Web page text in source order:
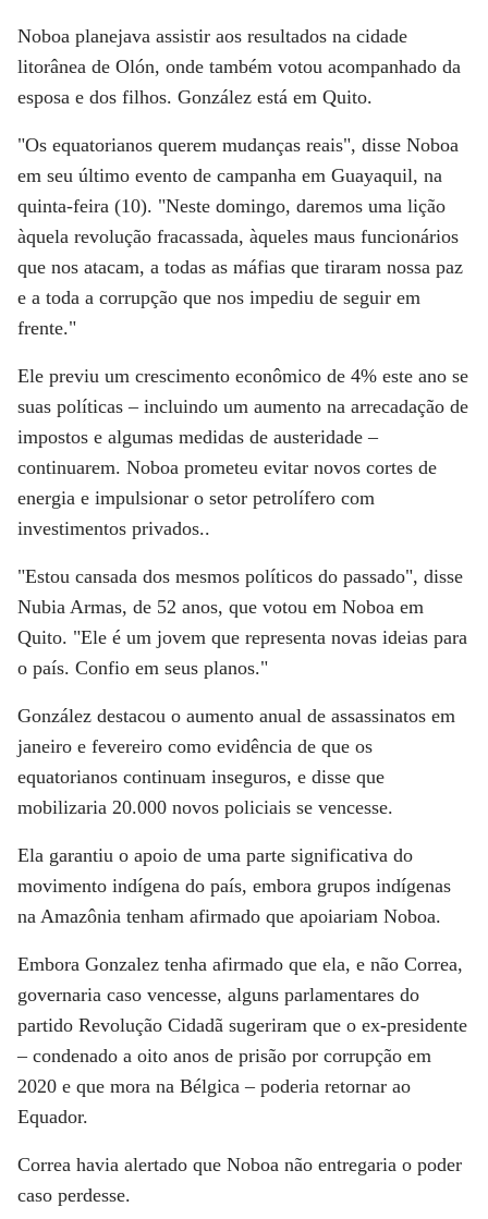
Noboa planejava assistir aos resultados na cidade
litorânea de Olón, onde também votou acompanhado da
esposa e dos filhos. González está em Quito.
"Os equatorianos querem mudanças reais", disse Noboa
em seu último evento de campanha em Guayaquil, na
quinta-feira (10). "Neste domingo, daremos uma lição
àquela revolução fracassada, àqueles maus funcionários
que nos atacam, a todas as máfias que tiraram nossa paz
e a toda a corrupção que nos impediu de seguir em
frente."
Ele previu um crescimento econômico de 4% este ano se
suas políticas – incluindo um aumento na arrecadação de
impostos e algumas medidas de austeridade –
continuarem. Noboa prometeu evitar novos cortes de
energia e impulsionar o setor petrolífero com
investimentos privados..
"Estou cansada dos mesmos políticos do passado", disse
Nubia Armas, de 52 anos, que votou em Noboa em
Quito. "Ele é um jovem que representa novas ideias para
o país. Confio em seus planos."
González destacou o aumento anual de assassinatos em
janeiro e fevereiro como evidência de que os
equatorianos continuam inseguros, e disse que
mobilizaria 20.000 novos policiais se vencesse.
Ela garantiu o apoio de uma parte significativa do
movimento indígena do país, embora grupos indígenas
na Amazônia tenham afirmado que apoiariam Noboa.
Embora Gonzalez tenha afirmado que ela, e não Correa,
governaria caso vencesse, alguns parlamentares do
partido Revolução Cidadã sugeriram que o ex-presidente
– condenado a oito anos de prisão por corrupção em
2020 e que mora na Bélgica – poderia retornar ao
Equador.
Correa havia alertado que Noboa não entregaria o poder
caso perdesse.